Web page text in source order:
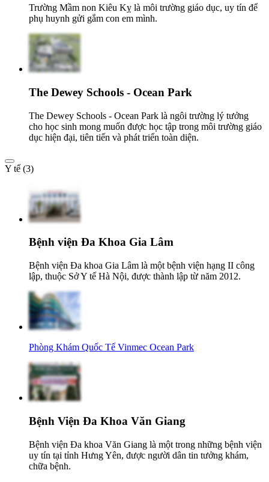
Trường Mầm non Kiêu Kỵ là môi trường giáo dục, uy tín để
phụ huynh gửi gắm con em mình.
The Dewey Schools - Ocean Park
The Dewey Schools - Ocean Park là ngôi trường lý tưởng
cho học sinh mong muốn được học tập trong môi trường giáo
dục hiện đại, tiên tiến và phát triển toàn diện.
Y tế (3)
Bệnh viện Đa Khoa Gia Lâm
Bệnh viện Đa khoa Gia Lâm là một bệnh viện hạng II công
lập, thuộc Sở Y tế Hà Nội, được thành lập từ năm 2012.
Phòng Khám Quốc Tế Vinmec Ocean Park
Bệnh Viện Đa Khoa Văn Giang
Bệnh viện Đa khoa Văn Giang là một trong những bệnh viện
uy tín tại tỉnh Hưng Yên, được người dân tin tưởng khám,
chữa bệnh.